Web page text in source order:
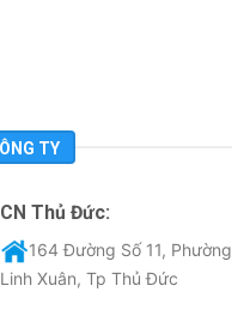
TY
CN Thủ Đức:
164 Đường Số 11, Phường
Linh Xuân, Tp Thủ Đức